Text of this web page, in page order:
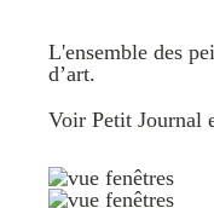
L'ensemble des
d’art.
Voir Petit Journal